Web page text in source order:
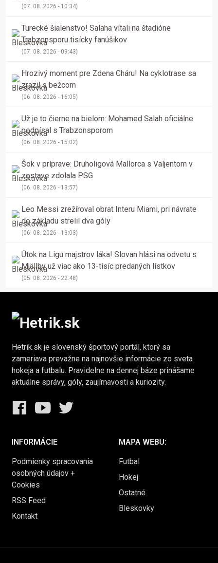
(07. 08. 2026 - 10:34)
Turecké šialenstvo! Salaha vítali na štadióne
Trabzonsporu tisícky fanúšikov
(07. 08. 2026 - 09:43)
Hrozivý moment pre Zdena Cháru! Na cyklotrase sa
zrazil s bežcom
(06. 08. 2026 - 16:05)
Už je to čierne na bielom: Mohamed Salah oficiálne
podpísal s Trabzonsporom
(06. 08. 2026 - 15:02)
Šok v príprave: Druholigová Mallorca s Valjentom v
zostave zdolala PSG
(06. 08. 2026 - 13:57)
Leo Messi zrežíroval obrat Interu Miami, pri návrate
do základu strelil dva góly
(06. 08. 2026 - 13:03)
Útok na Ligu majstrov láka! Slovan hlási na odvetu s
Mjällby už viac ako 13-tisíc predaných lístkov
(05. 08. 2026 - 22:48)
Hetrik.sk je slovenský športový portál, ktorý sa
zameriava prevažne na najnovšie informácie zo sveta
hokeja a futbalu. Pravidelne na dennej báze prinášame
aktuálne správy, góly, zaujímavosti a kuriozity.
INFORMÁCIE
Podmienky spracovania
osobných údajov +
Cookies
RSS Feed
Kontakt
MAPA WEBU:
Futbal
Hokej
Ostatné
Bleskovky